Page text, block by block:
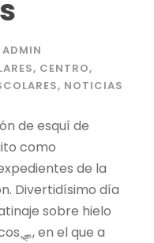
ADMIN
, CENTRO,
, NOTICIAS
de esquí de
como
de la
Divertidísimo día
sobre hielo
en el que a